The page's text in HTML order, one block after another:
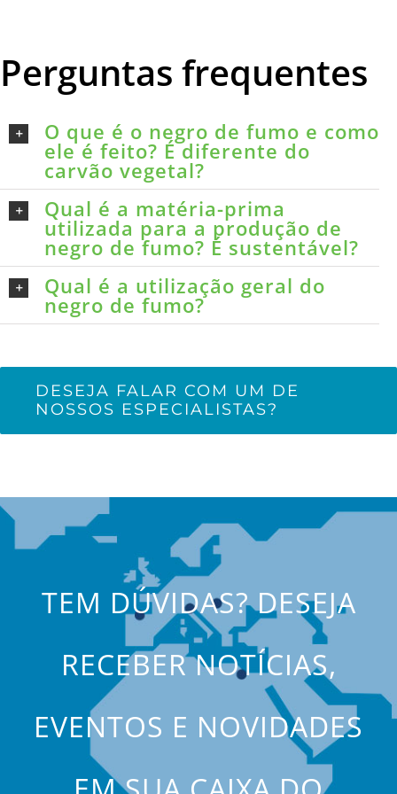
Perguntas frequentes
O que é o negro de fumo e como
ele é feito? É diferente do
carvão vegetal?
Qual é a matéria-prima
utilizada para a produção de
negro de fumo? É sustentável?
Qual é a utilização geral do
negro de fumo?
DESEJA FALAR COM UM DE
NOSSOS ESPECIALISTAS?
TEM DÚVIDAS? DESEJA
RECEBER NOTÍCIAS,
EVENTOS E NOVIDADES